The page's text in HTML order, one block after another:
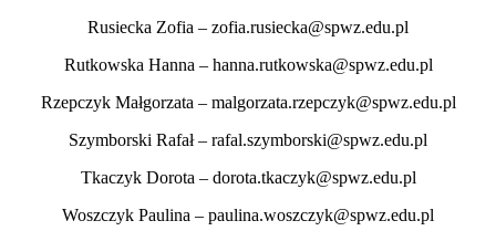
Rusiecka Zofia – zofia.rusiecka@spwz.edu.pl
Rutkowska Hanna – hanna.rutkowska@spwz.edu.pl
Rzepczyk Małgorzata – malgorzata.rzepczyk@spwz.edu.pl
Szymborski Rafał – rafal.szymborski@spwz.edu.pl
Tkaczyk Dorota – dorota.tkaczyk@spwz.edu.pl
Woszczyk Paulina – paulina.woszczyk@spwz.edu.pl